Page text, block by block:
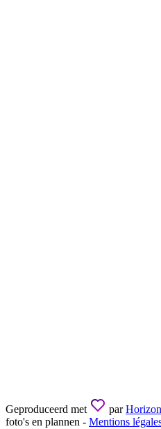
Geproduceerd met par
foto's en plannen - Mentions